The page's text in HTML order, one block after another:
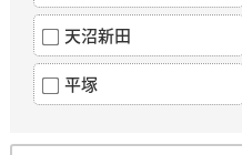
天沼新田
平塚